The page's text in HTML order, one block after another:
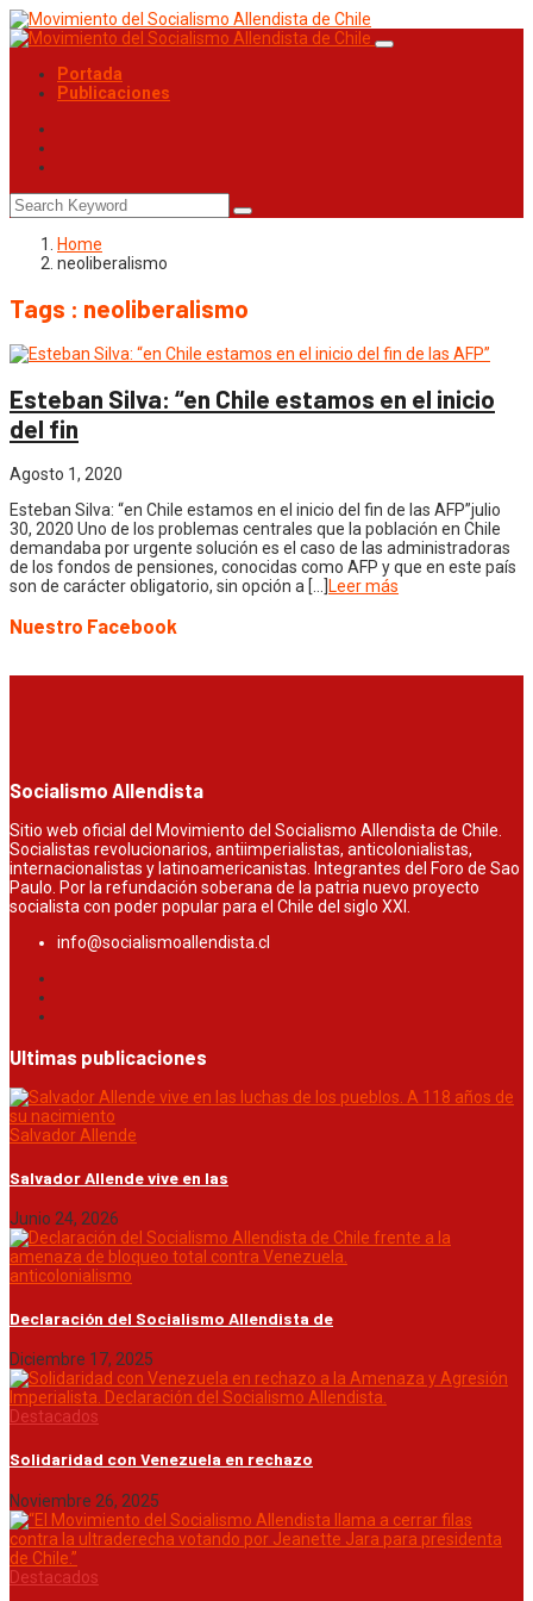
Portada
Publicaciones
Home
neoliberalismo
Tags : neoliberalismo
Esteban Silva: “en Chile estamos en el inicio
del fin
Agosto 1, 2020
Esteban Silva: “en Chile estamos en el inicio del fin de las AFP”julio
30, 2020 Uno de los problemas centrales que la población en Chile
demandaba por urgente solución es el caso de las administradoras
de los fondos de pensiones, conocidas como AFP y que en este país
son de carácter obligatorio, sin opción a […]
Leer más
Nuestro Facebook
Socialismo Allendista
Sitio web oficial del Movimiento del Socialismo Allendista de Chile.
Socialistas revolucionarios, antiimperialistas, anticolonialistas,
internacionalistas y latinoamericanistas. Integrantes del Foro de Sao
Paulo. Por la refundación soberana de la patria nuevo proyecto
socialista con poder popular para el Chile del siglo XXI.
info@socialismoallendista.cl
Ultimas publicaciones
Salvador Allende
Salvador Allende vive en las
Junio 24, 2026
anticolonialismo
Declaración del Socialismo Allendista de
Diciembre 17, 2025
Destacados
Solidaridad con Venezuela en rechazo
Noviembre 26, 2025
Destacados